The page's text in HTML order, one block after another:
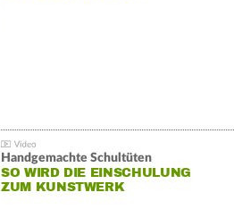
Handgemachte Schultüten
SO WIRD DIE EINSCHULUNG
ZUM KUNSTWERK